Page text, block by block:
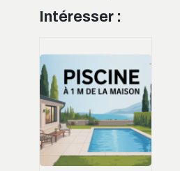
Intéresser :